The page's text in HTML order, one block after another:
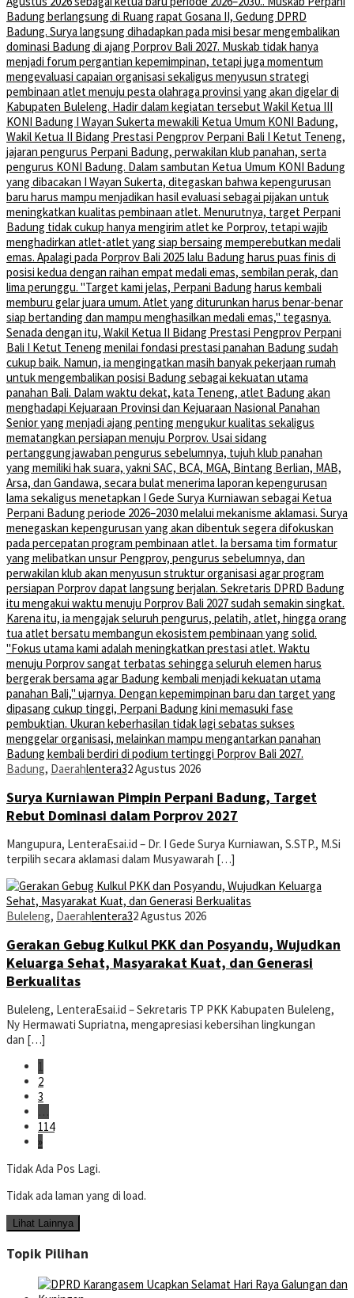
Badung, Daerahlentera32 Agustus 2026
Surya Kurniawan Pimpin Perpani Badung, Target
Rebut Dominasi dalam Porprov 2027
Mangupura, LenteraEsai.id – Dr. I Gede Surya Kurniawan, S.STP., M.Si
terpilih secara aklamasi dalam Musyawarah […]
Buleleng, Daerahlentera32 Agustus 2026
Gerakan Gebug Kulkul PKK dan Posyandu, Wujudkan
Keluarga Sehat, Masyarakat Kuat, dan Generasi
Berkualitas
Buleleng, LenteraEsai.id – Sekretaris TP PKK Kabupaten Buleleng,
Ny Hermawati Supriatna, mengapresiasi kebersihan lingkungan
dan […]
1
2
3
…
114
»
Tidak Ada Pos Lagi.
Tidak ada laman yang di load.
Lihat Lainnya
Topik Pilihan